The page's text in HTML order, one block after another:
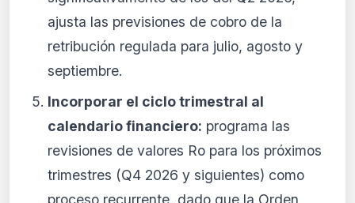
ajusta las previsiones de cobro de la
retribución regulada para julio, agosto y
septiembre.
Incorporar el ciclo trimestral al
calendario financiero: programa las
revisiones de valores Ro para los próximos
trimestres (Q4 2026 y siguientes) como
proceso recurrente, dado que la Orden